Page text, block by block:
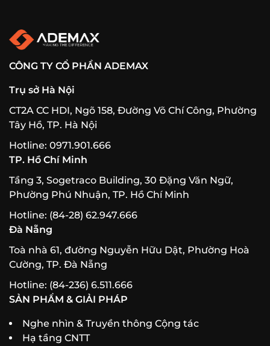
CÔNG TY CỔ PHẦN ADEMAX
Trụ sở Hà Nội
CT2A CC HDI, Ngõ 158, Đường Võ Chí Công, Phường
Tây Hồ, TP. Hà Nội
Hotline: 0971.901.666
TP. Hồ Chí Minh
Tầng 3, Sogetraco Building, 30 Đặng Văn Ngữ,
Phường Phú Nhuận, TP. Hồ Chí Minh
Hotline: (84-28) 62.947.666
Đà Nẵng
Toà nhà 61, đường Nguyễn Hữu Dật, Phường Hoà
Cường, TP. Đà Nẵng
Hotline: (84-236) 6.511.666
SẢN PHẨM & GIẢI PHÁP
Nghe nhìn & Truyền thông Cộng tác
Hạ tầng CNTT